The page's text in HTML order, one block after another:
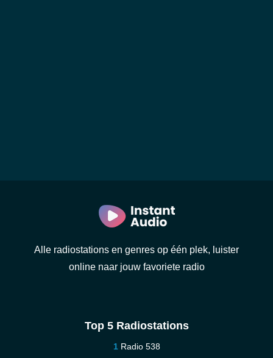
Alle radiostations en genres op één plek, luister
online naar jouw favoriete radio
Top 5 Radiostations
Radio 538